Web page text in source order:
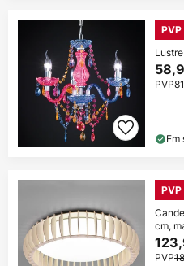
PVP
Em
cm,
PVP